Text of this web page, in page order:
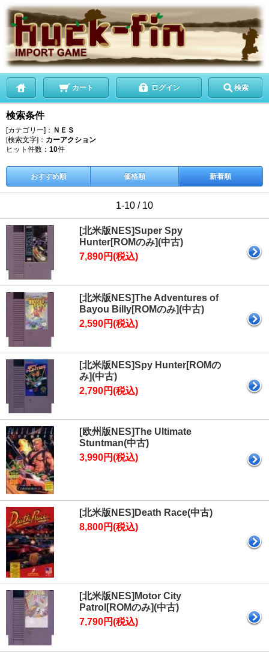
カート ログイン 検索
検索条件
[カテゴリー]： ＮＥＳ
[検索文字]： カーアクション
ヒット件数： 10件
おすすめ順 価格順 新着順
1-10 / 10
[北米版NES]Super Spy
Hunter[ROMのみ](中古)
7,890円(税込)
[北米版NES]The Adventures of
Bayou Billy[ROMのみ](中古)
2,590円(税込)
[北米版NES]Spy Hunter[ROMの
み](中古)
2,790円(税込)
[欧州版NES]The Ultimate
Stuntman(中古)
3,990円(税込)
[北米版NES]Death Race(中古)
8,800円(税込)
[北米版NES]Motor City
Patrol[ROMのみ](中古)
7,790円(税込)